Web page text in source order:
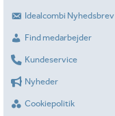
Idealcombi Nyhedsbrev
Find medarbejder
Kundeservice
Nyheder
Cookiepolitik